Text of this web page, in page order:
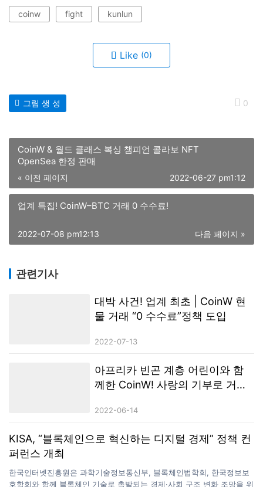
coinw fight kunlun
Like (0)
0
그림 생 성
CoinW & 월드 클래스 복싱 챔피언 콜라보 NFT
OpenSea 한정 판매
« 이전 페이지 2022-06-27 pm1:12
업계 특집! CoinW–BTC 거래 0 수수료!
다음 페이지 »
2022-07-08 pm12:13
관련기사
대박 사건! 업계 최초 | CoinW 현
물 거래 “0 수수료”정책 도입
2022-07-13
아프리카 빈곤 계층 어린이와 함
께한 CoinW! 사랑의 기부로 거래
2022-06-14
KISA, “블록체인으로 혁신하는 디지털 경제” 정책 컨
퍼런스 개최
한국인터넷진흥원은 과학기술정보통신부, 블록체인법학회, 한국정보보
호학회와 함께 블록체인 기술로 촉발되는 경제·사회 구조 변화 조망을 위